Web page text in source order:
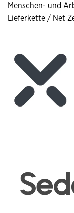
Menschen- und
Lieferkette / Net